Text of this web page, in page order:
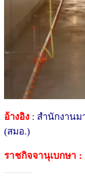
อ้างอิง : สำนักงาน
(สมอ.)
ราชกิจจานุเบกษา :